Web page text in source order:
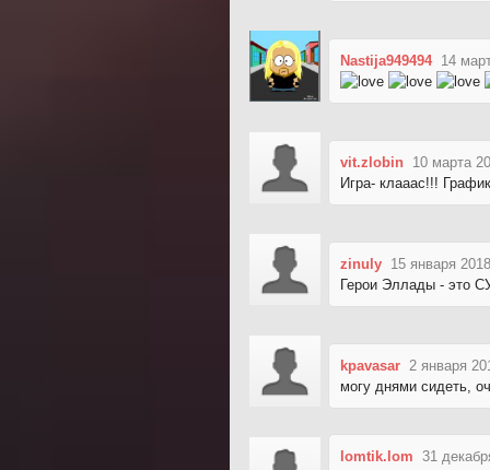
Nastija949494 14
vit.zlobin 10 марта
Игра- клааас!!!
zinuly 15 января
Герои Эллады - это
kpavasar 2 января
могу днями сидеть,
lomtik.lom 31